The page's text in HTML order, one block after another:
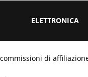
ELETTRONICA
di